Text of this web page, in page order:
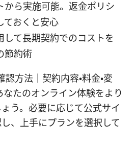
から実施可能。返金ポリシ
ておくと安心
して長期契約でのコストを
節約術
方法｜契約内容・料金・変
なたのオンライン体験をより
う。必要に応じて公式サイ
、上手にプランを選択して